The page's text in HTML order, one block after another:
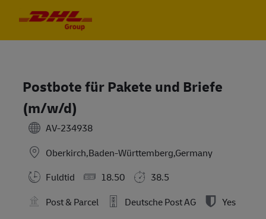
Postbote für Pakete und Briefe
(m/w/d)
AV-234938
Oberkirch,Baden-Württemberg,Germany
Fuldtid
18.50
38.5
Post & Parcel
Deutsche Post AG
Yes